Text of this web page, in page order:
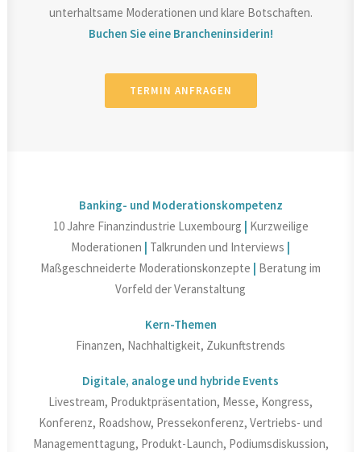
unterhaltsame Moderationen und klare Botschaften.
Buchen Sie eine Brancheninsiderin!
TERMIN ANFRAGEN
Banking- und Moderationskompetenz
10 Jahre Finanzindustrie Luxembourg | Kurzweilige
Moderationen | Talkrunden und Interviews |
Maßgeschneiderte Moderationskonzepte | Beratung im
Vorfeld der Veranstaltung
Kern-Themen
Finanzen, Nachhaltigkeit, Zukunftstrends
Digitale, analoge und hybride Events
Livestream, Produktpräsentation, Messe, Kongress,
Konferenz, Roadshow, Pressekonferenz, Vertriebs- und
Managementtagung, Produkt-Launch, Podiumsdiskussion,